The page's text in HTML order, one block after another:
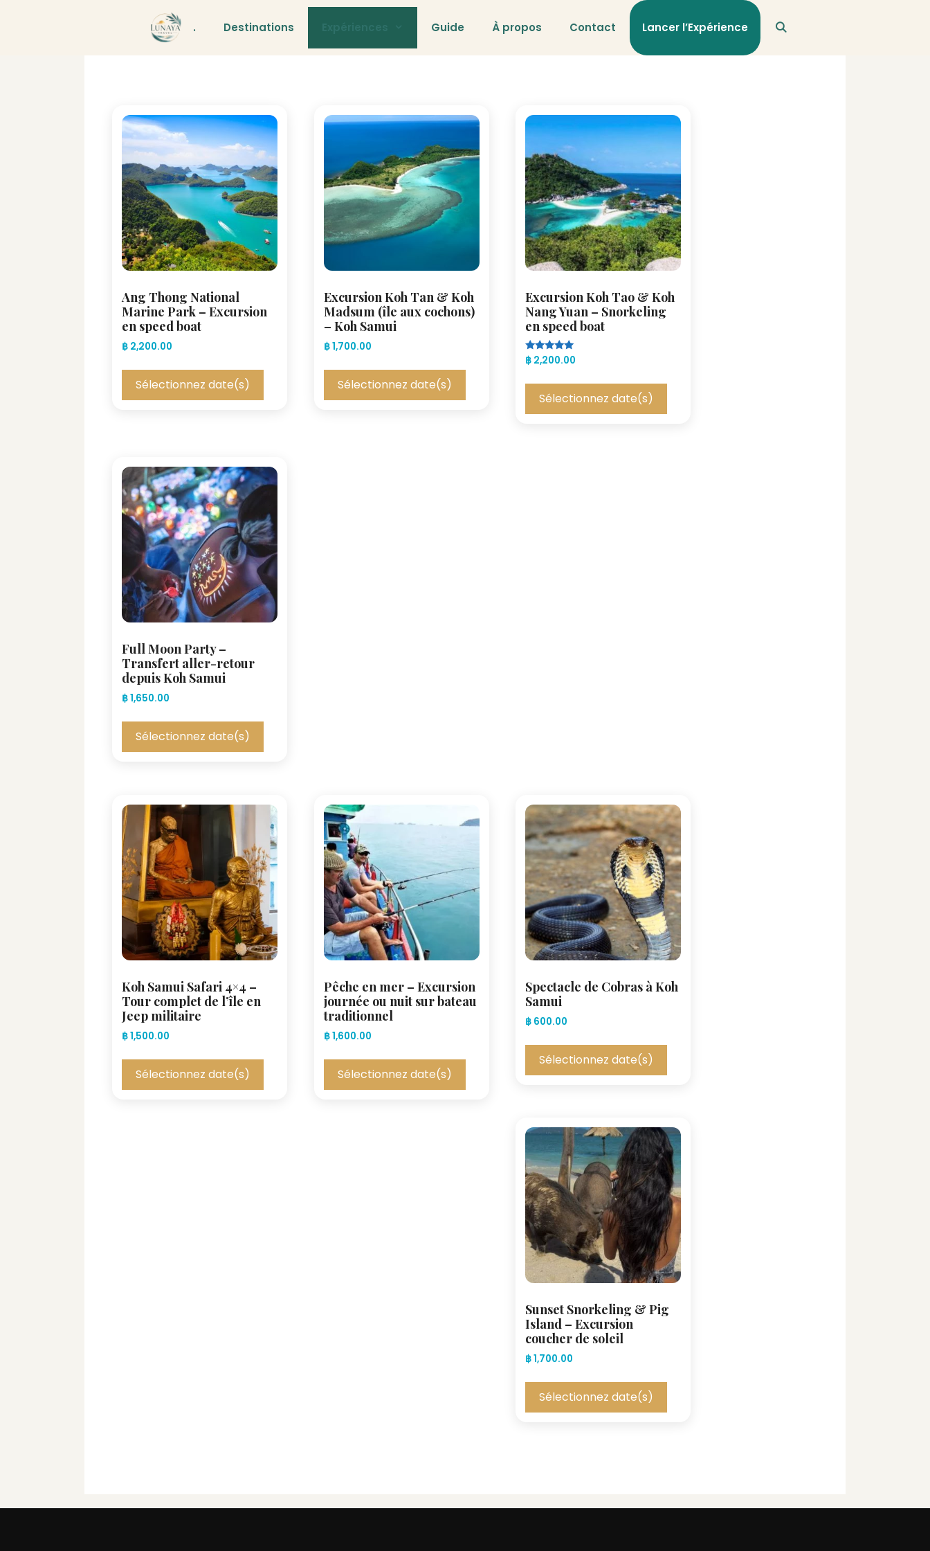
. Destinations Guide À propos Contact Lancer l’Expérience
Ang Thong National
Marine Park – Excursion
en speed boat
฿ 2,200.00
Sélectionnez date(s)
Excursion Koh Tan & Koh
Madsum (île aux cochons)
– Koh Samui
฿1,700.00
Sélectionnez date(s)
Excursion Koh Tao & Koh
Nang Yuan – Snorkeling
en speed boat
Note
5.00
฿ 2,200.00
Sélectionnez date(s)
Full Moon Party –
Transfert aller-retour
depuis Koh Samui
฿1,650.00
Sélectionnez date(s)
Koh Samui Safari 4×4 –
Tour complet de l’île en
Jeep militaire
฿1,500.00
Sélectionnez date(s)
Pêche en mer – Excursion
journée ou nuit sur bateau
traditionnel
฿1,600.00
Sélectionnez date(s)
Spectacle de Cobras à Koh
Samui
฿ 600.00
Sélectionnez date(s)
Sunset Snorkeling & Pig
Island – Excursion
coucher de soleil
฿1,700.00
Sélectionnez date(s)